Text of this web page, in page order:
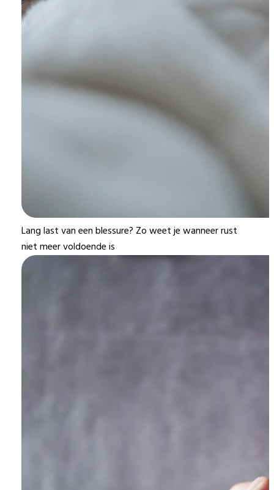
Lang last van een blessure? Zo weet je wanneer rust
niet meer voldoende is